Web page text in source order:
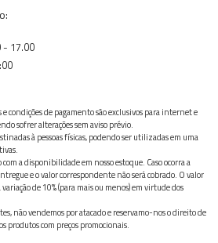
- 17.00
condições de pagamento são exclusivos para internet e
sofrer alterações sem aviso prévio.
à pessoas físicas, podendo ser utilizadas em uma
a disponibilidade em nosso estoque. Caso ocorra a
e o valor correspondente não será cobrado. O valor
de 10% (para mais ou menos) em virtude dos
não vendemos por atacado e reservamo-nos o direito de
produtos com preços promocionais.